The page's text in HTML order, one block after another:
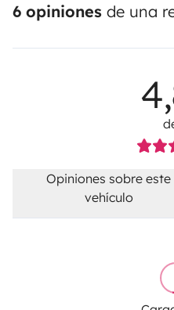
6 opiniones de una
Opiniones sobre este
vehículo